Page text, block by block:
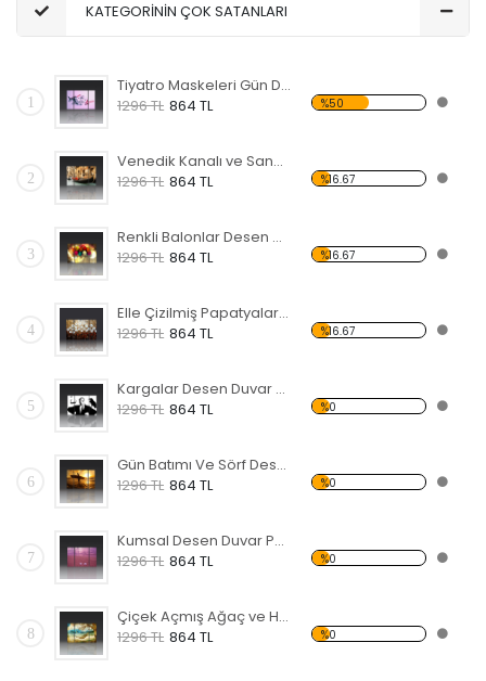
KATEGORİNİN ÇOK SATANLARI
1
Tiyatro Maskeleri Gün Desen Duvar Panosu
1296 TL 864 TL %50
2
Venedik Kanalı ve Sandal Forex Tablo
1296 TL 864 TL %16.67
3
Renkli Balonlar Desen Duvar Panosu
1296 TL 864 TL %16.67
4
Elle Çizilmiş Papatyalar Forex Tablo
1296 TL 864 TL %16.67
5
Kargalar Desen Duvar Panosu
1296 TL 864 TL %0
6
Gün Batımı Ve Sörf Desen Duvar Panosu
1296 TL 864 TL %0
7
Kumsal Desen Duvar Panosu
1296 TL 864 TL %0
8
Çiçek Açmış Ağaç ve Hamak Forex Tablo
1296 TL 864 TL %0